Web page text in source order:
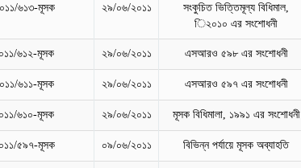
৬১৩-মূসক ২৯/০৬/২০১১
সংকুচিত ভিত্তিমূল্য বিধিমাল,
ি২০১০ এর সংশোধনী
৬১২-মূসক ২৯/০৬/২০১১ এসআরও ৫৯৮ এর সংশোধনী
৬১১-মূসক ২৯/০৬/২০১১ এসআরও ৫৯৭ এর সংশোধনী
৬১০-মূসক ২৯/০৬/২০১১ মূসক বিধিমালা, ১৯৯১ এর সংশোধনী
৫৯৭-মূসক ০৯/০৬/২০১১ বিভিন্ন পর্যায়ে মূসক অব্যাহতি